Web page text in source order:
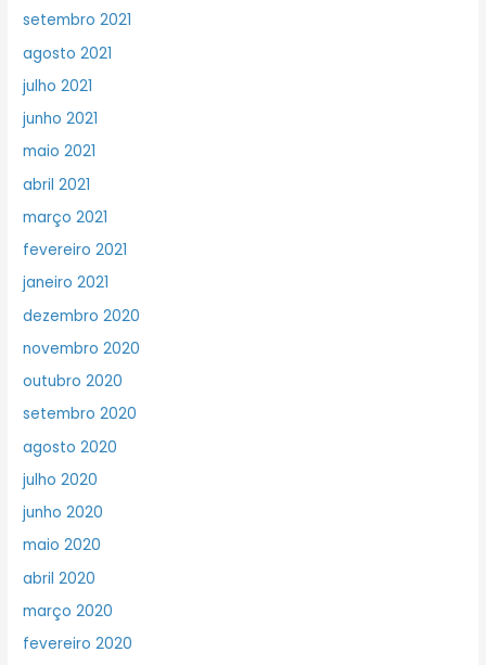
setembro 2021
agosto 2021
julho 2021
junho 2021
maio 2021
abril 2021
março 2021
fevereiro 2021
janeiro 2021
dezembro 2020
novembro 2020
outubro 2020
setembro 2020
agosto 2020
julho 2020
junho 2020
maio 2020
abril 2020
março 2020
fevereiro 2020